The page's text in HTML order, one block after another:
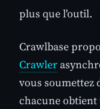
plus que l'outil.
Crawlbase
Crawler
vous soumettez
chacune